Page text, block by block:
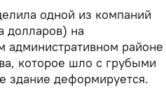
одной из компаний
долларов) на
административном районе
которое шло с грубыми
здание деформируется.